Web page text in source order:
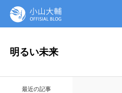
明るい未来
最近の記事